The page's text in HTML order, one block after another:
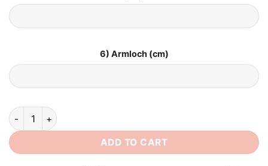
6) Armloch (cm)
Boho Brautkleid Spaghettiträger quantity
ADD TO CART